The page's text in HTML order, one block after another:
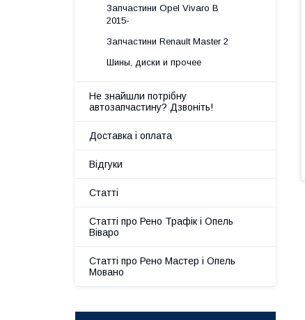
Запчастини Opel Vivaro B
2015-
Запчастини Renault Master 2
Шины, диски и прочее
Не знайшли потрібну
автозапчастину? Дзвоніть!
Доставка і оплата
Відгуки
Статті
Статті про Рено Трафік і Опель
Віваро
Статті про Рено Мастер і Опель
Мовано